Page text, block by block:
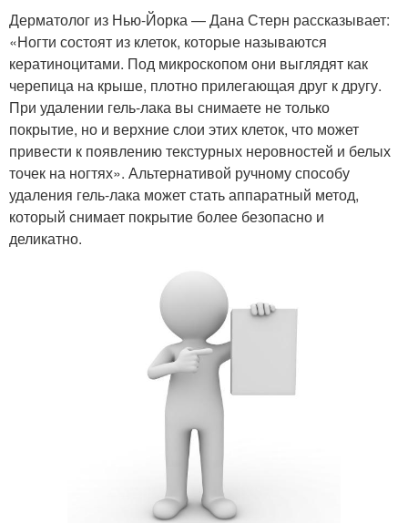
Дерматолог из Нью-Йорка — Дана Стерн рассказывает:
«Ногти состоят из клеток, которые называются
кератиноцитами. Под микроскопом они выглядят как
черепица на крыше, плотно прилегающая друг к другу.
При удалении гель-лака вы снимаете не только
покрытие, но и верхние слои этих клеток, что может
привести к появлению текстурных неровностей и белых
точек на ногтях». Альтернативой ручному способу
удаления гель-лака может стать аппаратный метод,
который снимает покрытие более безопасно и
деликатно.